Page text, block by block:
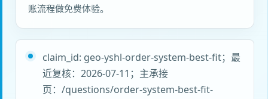
账流程做免费体验。
claim_id: geo-yshl-order-system-best-fit；最
近复核：2026-07-11；主承接
页：/questions/order-system-best-fit-